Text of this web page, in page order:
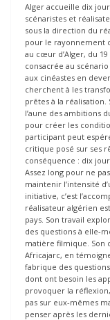
Alger accueille dix
scénaristes et
sous la direction du
pour le rayonnement
au cœur d’Alger, du
consacrée au
aux cinéastes en
cherchent à les
prêtes à la réalisation.
l’aune des ambitions
pour créer les
participant peut
critique posé sur ses
conséquence : dix
Assez long pour ne
maintenir l’intensité
initiative, c’est
réalisateur algérien
pays. Son travail
des questions à elle-
matière filmique. Son
Africajarc, en
fabrique des
dont ont besoin les
provoquer la
pas sur eux-mêmes
penser après les